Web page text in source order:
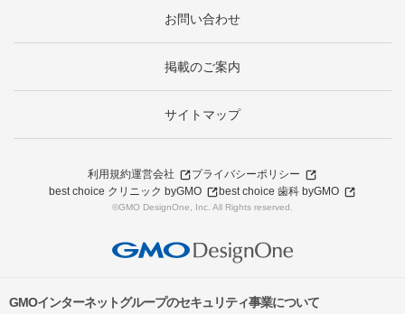
お問い合わせ
掲載のご案内
サイトマップ
利用規約運営会社
プライバシーポリシー
best choice クリニック byGMO
best choice 歯科 byGMO
©GMO DesignOne, Inc. All Rights reserved.
GMOインターネットグループのセキュリティ事業について